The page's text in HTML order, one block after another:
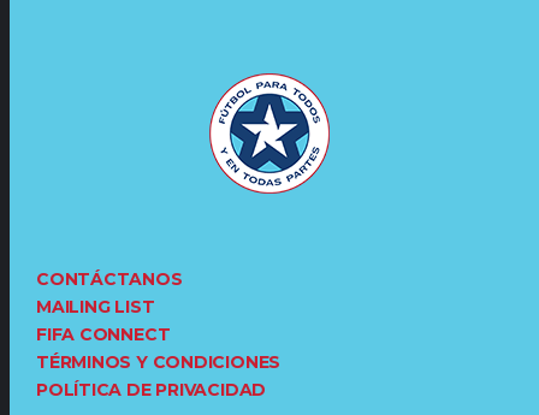
CONTÁCTANOS
MAILING LIST
FIFA CONNECT
TÉRMINOS Y CONDICIONES
POLÍTICA DE PRIVACIDAD